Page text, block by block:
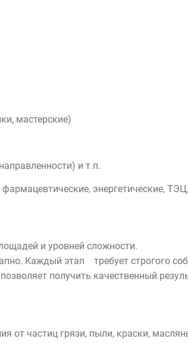
мастерские)
и т.п.
энергетические,
и уровней сложности.
Каждый этап требует строгого
получить качественный
от частиц грязи, пыли, краски,